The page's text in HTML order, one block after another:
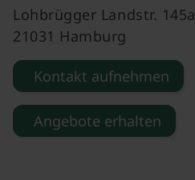
Lohbrügger Landstr. 145a
21031 Hamburg
Kontakt aufnehmen
Angebote erhalten